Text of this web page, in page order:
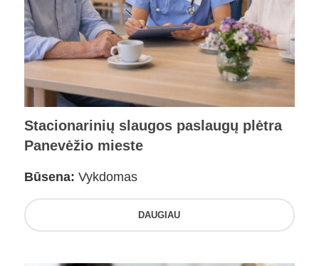
Stacionarinių slaugos paslaugų plėtra
Panevėžio mieste
Būsena: Vykdomas
DAUGIAU